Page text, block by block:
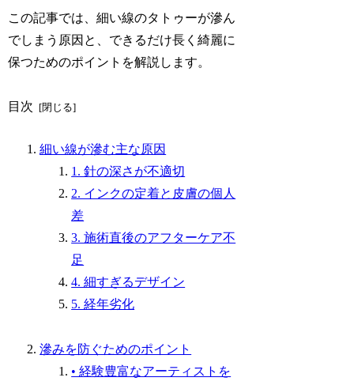
この記事では、細い線のタトゥーが滲ん
でしまう原因と、できるだけ長く綺麗に
保つためのポイントを解説します。
目次
細い線が滲む主な原因
1. 針の深さが不適切
2. インクの定着と皮膚の個人
差
3. 施術直後のアフターケア不
足
4. 細すぎるデザイン
5. 経年劣化
滲みを防ぐためのポイント
• 経験豊富なアーティストを